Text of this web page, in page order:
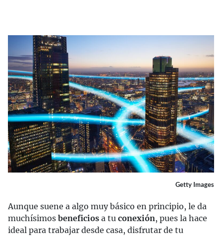
Getty Images
Aunque suene a algo muy básico en principio, le da
muchísimos beneficios a tu conexión, pues la hace
ideal para trabajar desde casa, disfrutar de tu